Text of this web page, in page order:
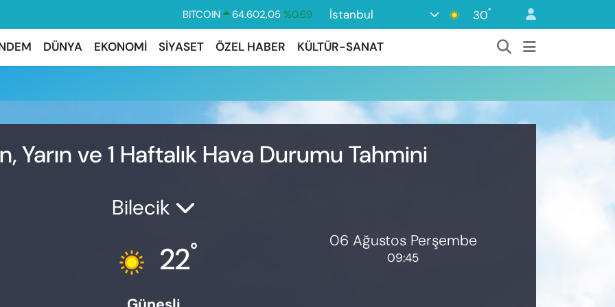
BITCOIN 64.602,05 %0.69
DOLAR
47,5986 %0.06
EURO
55,0700 %0.1
6518.23
İstanbul 30°
DÜNYA EKONOMİ SİYASET ÖZEL HABER KÜLTÜR-SANAT
Yarın ve 1 Haftalık Hava Durumu Tahmini
Bilecik
22° 06 Ağustos Perşembe
09:45